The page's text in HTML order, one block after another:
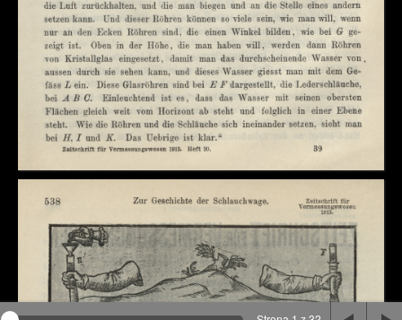
Na stronie wykorzystywane są pliki cookie, bądź
podobne rozwiązania. Aby poznać szczegóły zapoznaj
się zpolityką prywatności.